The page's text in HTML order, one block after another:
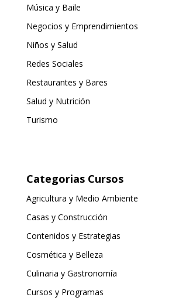
Música y Baile
Negocios y Emprendimientos
Niños y Salud
Redes Sociales
Restaurantes y Bares
Salud y Nutrición
Turismo
Categorias Cursos
Agricultura y Medio Ambiente
Casas y Construcción
Contenidos y Estrategias
Cosmética y Belleza
Culinaria y Gastronomía
Cursos y Programas